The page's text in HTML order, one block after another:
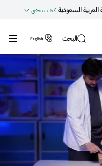
السعودية كيف تتحقق
البحث English